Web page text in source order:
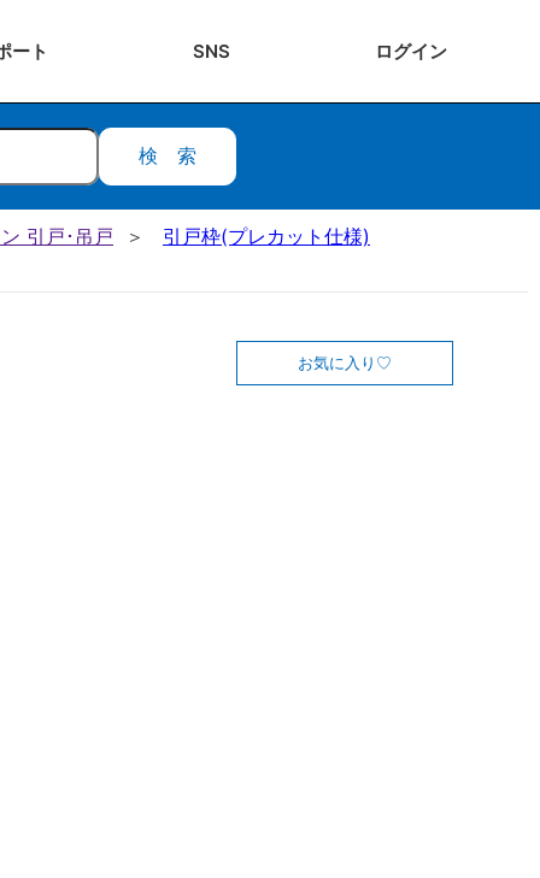
ート SNS ログイン
検索
引戸･吊戸 引戸枠(プレカット仕様)
お気に入り